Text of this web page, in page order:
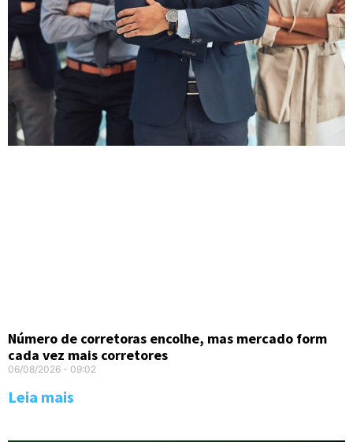
Número de corretoras encolhe, mas mercado form
cada vez mais corretores
06/08/2026 09:02
Leia mais